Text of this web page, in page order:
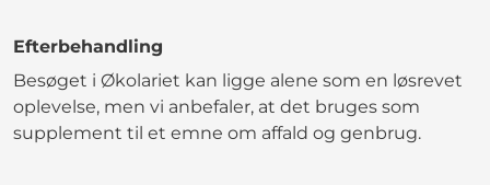
Efterbehandling
Besøget i Økolariet kan ligge alene som en løsrevet
oplevelse, men vi anbefaler, at det bruges som
supplement til et emne om affald og genbrug.